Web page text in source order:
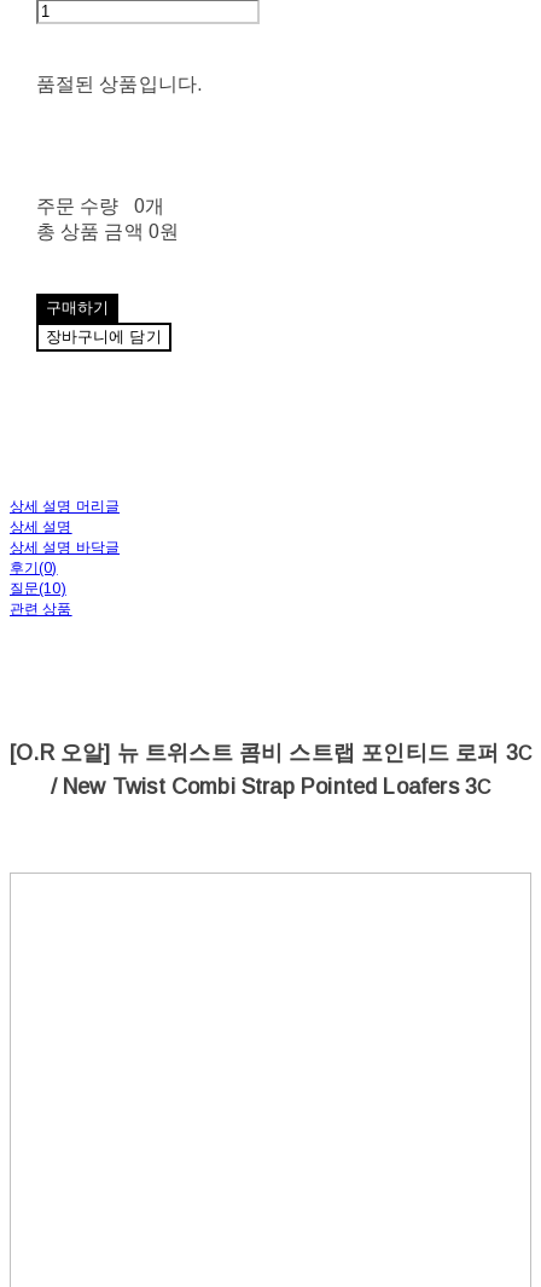
품절된 상품입니다.
주문 수량
0개
총 상품 금액 0원
구매하기
장바구니에 담기
상세 설명 머리글
상세 설명
상세 설명 바닥글
후기(0)
질문(10)
관련 상품
[O.R 오알] 뉴 트위스트 콤비 스트랩 포인티드 로퍼 3C
/ New Twist Combi Strap Pointed Loafers 3C